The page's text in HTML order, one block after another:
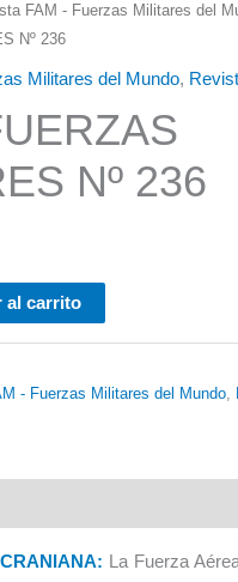
FAM - Fuerzas Militares del
Nº 236
Militares del Mundo,
Nº 236
al carrito
- Fuerzas Militares del Mundo,
La Fuerza